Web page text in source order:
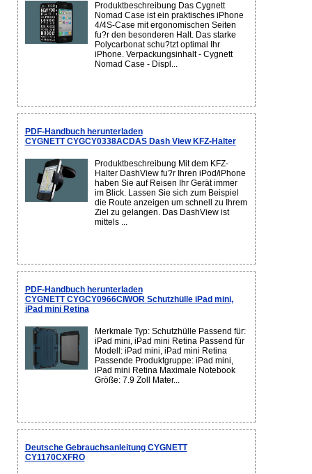
Produktbeschreibung Das Cygnett
Nomad Case ist ein praktisches iPhone
4/4S-Case mit ergonomischen Seiten
fu?r den besonderen Halt. Das starke
Polycarbonat schu?tzt optimal Ihr
iPhone. Verpackungsinhalt - Cygnett
Nomad Case - Displ...
PDF-Handbuch herunterladen
CYGNETT CYGCY0338ACDAS Dash View KFZ-Halter
Produktbeschreibung Mit dem KFZ-
Halter DashView fu?r Ihren iPod/iPhone
haben Sie auf Reisen Ihr Gerät immer
im Blick. Lassen Sie sich zum Beispiel
die Route anzeigen um schnell zu Ihrem
Ziel zu gelangen. Das DashView ist
mittels ...
PDF-Handbuch herunterladen
CYGNETT CYGCY0966CIWOR Schutzhülle iPad mini,
iPad mini Retina
Merkmale Typ: Schutzhülle Passend für:
iPad mini, iPad mini Retina Passend für
Modell: iPad mini, iPad mini Retina
Passende Produktgruppe: iPad mini,
iPad mini Retina Maximale Notebook
Größe: 7.9 Zoll Mater...
Deutsche Gebrauchsanleitung CYGNETT
CY1170CXFRO